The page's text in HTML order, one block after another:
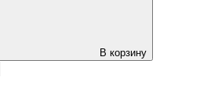
В корзину